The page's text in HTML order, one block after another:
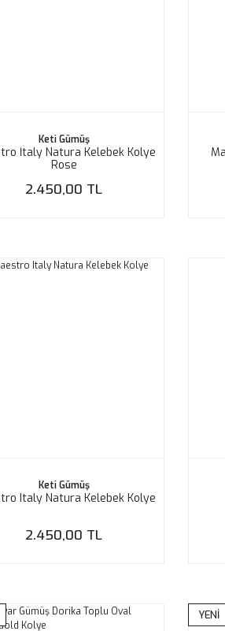
Keti Gümüş
İtaly Natura Kelebek Kolye
Rose
2.450,00 TL
Keti Gümüş
Italy Natura Kelebek Kolye
2.450,00 TL
YENİ